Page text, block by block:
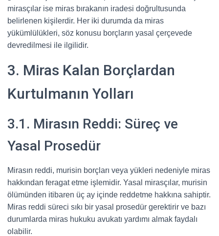
mirasçılar ise miras bırakanın iradesi doğrultusunda
belirlenen kişilerdir. Her iki durumda da miras
yükümlülükleri, söz konusu borçların yasal çerçevede
devredilmesi ile ilgilidir.
3. Miras Kalan Borçlardan
Kurtulmanın Yolları
3.1. Mirasın Reddi: Süreç ve
Yasal Prosedür
Mirasın reddi, murisin borçları veya yükleri nedeniyle miras
hakkından feragat etme işlemidir. Yasal mirasçılar, murisin
ölümünden itibaren üç ay içinde reddetme hakkına sahiptir.
Miras reddi süreci sıkı bir yasal prosedür gerektirir ve bazı
durumlarda miras hukuku avukatı yardımı almak faydalı
olabilir.